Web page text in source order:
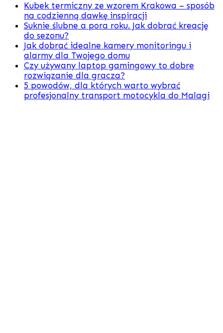
Kubek termiczny ze wzorem Krakowa – sposób
na codzienną dawkę inspiracji
Suknie ślubne a pora roku. Jak dobrać kreację
do sezonu?
Jak dobrać idealne kamery monitoringu i
alarmy dla Twojego domu
Czy używany laptop gamingowy to dobre
rozwiązanie dla gracza?
5 powodów, dla których warto wybrać
profesjonalny transport motocykla do Malagi